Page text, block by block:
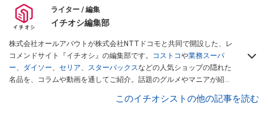
ライター / 編集
イチオシ編集部
株式会社オールアバウトが株式会社NTTドコモと共同で開設した、レ
コメンドサイト『イチオシ』の編集部です。 コストコや業務スーパ
ー、 ダイソー、 セリア、 スターバックスなどの人気ショップの隠れた
名品を、コラムや動画を通してご紹介。話題のグルメやマニアが紹介
インフルエンサーが実際に使用してレビューしています。毎日トレン
このイチオシストの他の記事を読む